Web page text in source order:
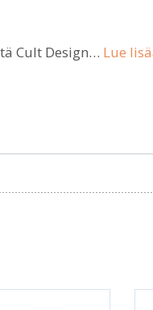
Cult Design… Lue